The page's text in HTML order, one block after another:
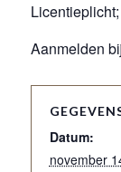
Licentieplicht;
Aanmelden
Datum:
november